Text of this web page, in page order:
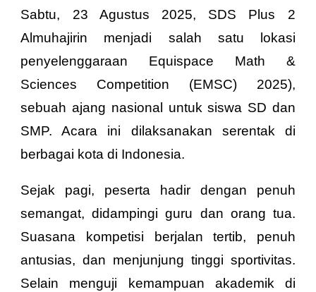
Sabtu, 23 Agustus 2025, SDS Plus 2
Almuhajirin menjadi salah satu lokasi
penyelenggaraan Equispace Math &
Sciences Competition (EMSC) 2025),
sebuah ajang nasional untuk siswa SD dan
SMP. Acara ini dilaksanakan serentak di
berbagai kota di Indonesia.
Sejak pagi, peserta hadir dengan penuh
semangat, didampingi guru dan orang tua.
Suasana kompetisi berjalan tertib, penuh
antusias, dan menjunjung tinggi sportivitas.
Selain menguji kemampuan akademik di